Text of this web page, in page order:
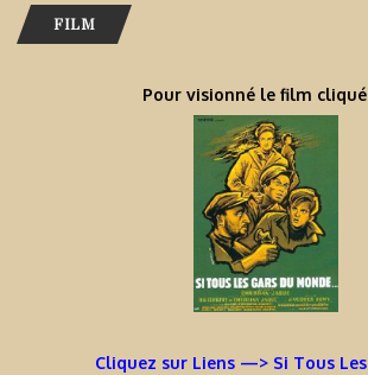
FILM
Pour visionné le film
Cliquez sur Liens —> Si Tous Les